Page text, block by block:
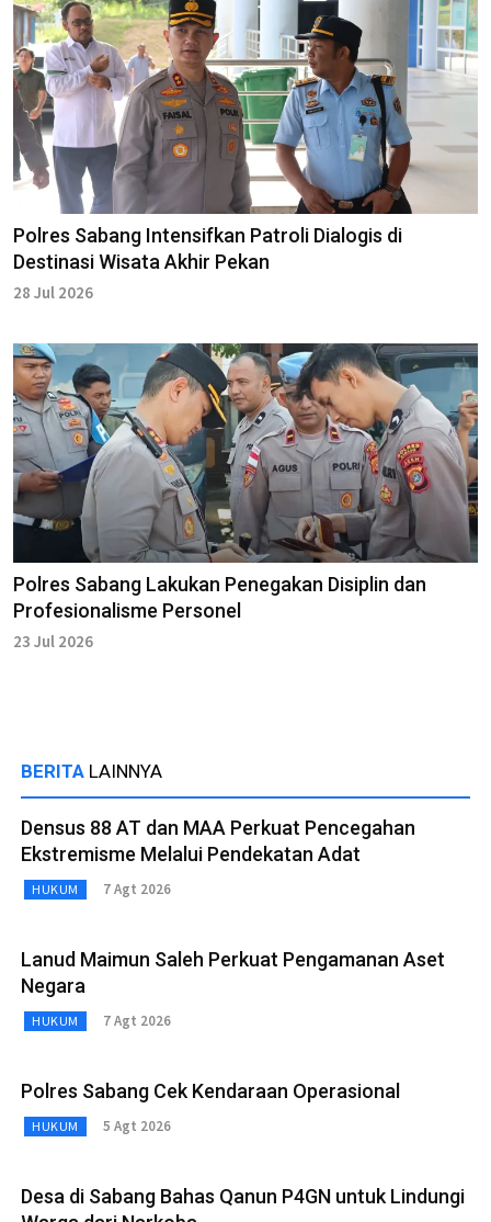
Polres Sabang Intensifkan Patroli Dialogis di
Destinasi Wisata Akhir Pekan
28 Jul 2026
Polres Sabang Lakukan Penegakan Disiplin dan
Profesionalisme Personel
23 Jul 2026
BERITA LAINNYA
Densus 88 AT dan MAA Perkuat Pencegahan
Ekstremisme Melalui Pendekatan Adat
HUKUM 7 Agt 2026
Lanud Maimun Saleh Perkuat Pengamanan Aset
Negara
HUKUM 7 Agt 2026
Polres Sabang Cek Kendaraan Operasional
HUKUM 5 Agt 2026
Desa di Sabang Bahas Qanun P4GN untuk Lindungi